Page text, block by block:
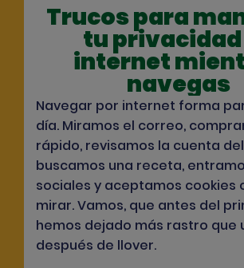
Trucos para
tu privacidad
internet
navegas
Navegar por internet forma
día. Miramos el correo,
rápido, revisamos la cuenta
buscamos una receta,
sociales y aceptamos cookies
mirar. Vamos, que antes del
hemos dejado más rastro que
después de llover.